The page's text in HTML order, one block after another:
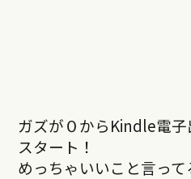
ガズが０からKindle電
スタート！
めっちゃいいこと言って